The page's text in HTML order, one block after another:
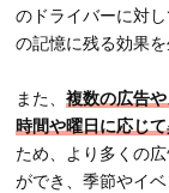
のドライバーに対
の記憶に残る効果を
また、複数の広告
時間や曜日に応じ
ため、より多くの
ができ、季節やイ